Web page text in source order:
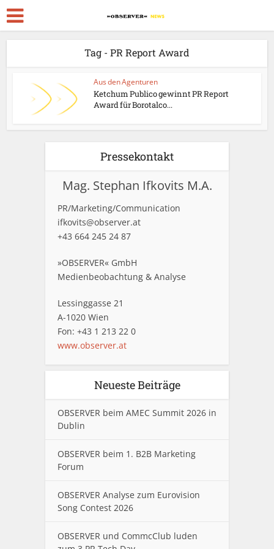
Tag - PR Report Award
Aus den Agenturen
Ketchum Publico gewinnt PR Report
Award für Borotalco...
Pressekontakt
Mag. Stephan Ifkovits M.A.
PR/Marketing/Communication
ifkovits@observer.at
+43 664 245 24 87
»OBSERVER« GmbH
Medienbeobachtung & Analyse
Lessinggasse 21
A-1020 Wien
Fon: +43 1 213 22 0
www.observer.at
Neueste Beiträge
OBSERVER beim AMEC Summit 2026 in
Dublin
OBSERVER beim 1. B2B Marketing
Forum
OBSERVER Analyse zum Eurovision
Song Contest 2026
OBSERVER und CommcClub luden